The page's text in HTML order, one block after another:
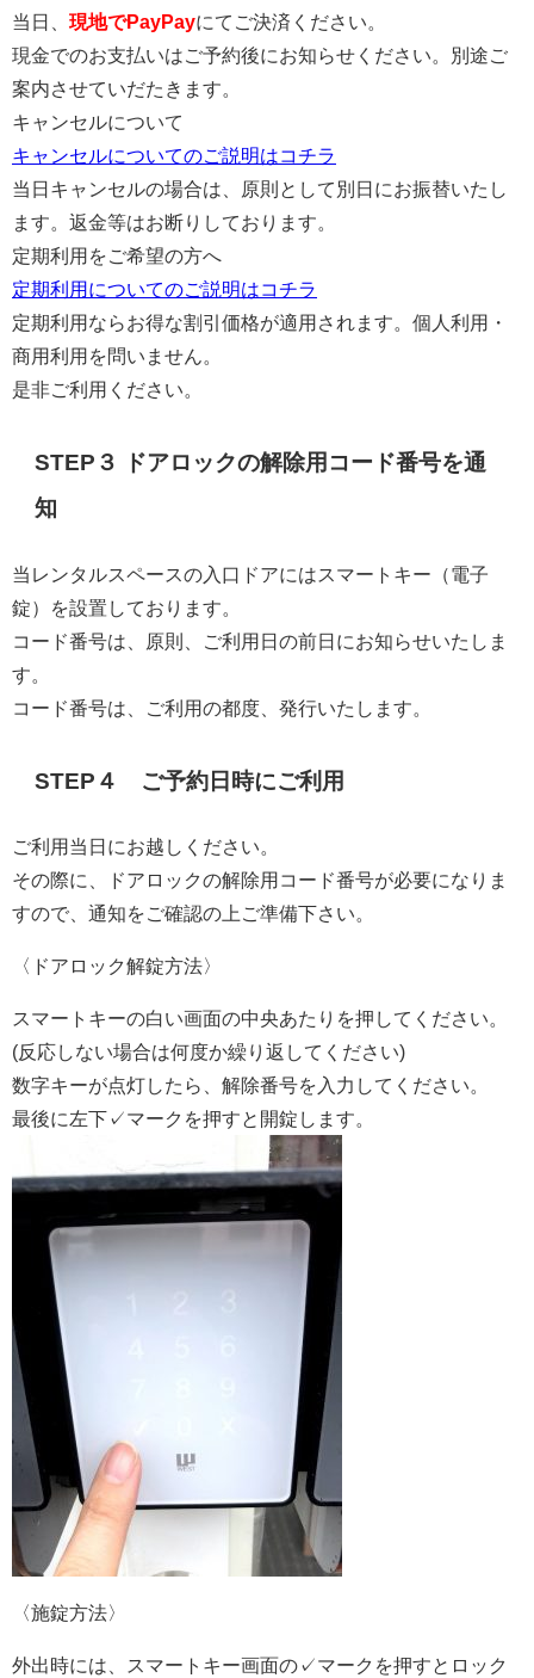
当日、 現地でPayPayにてご決済ください。
現金でのお支払いはご予約後にお知らせください。別途ご
案内させていだたきます。
キャンセルについて
キャンセルについてのご説明はコチラ
当日キャンセルの場合は、原則として別日にお振替いたし
ます。返金等はお断りしております。
定期利用をご希望の方へ
定期利用についてのご説明はコチラ
定期利用ならお得な割引価格が適用されます。個人利用・
商用利用を問いません。
是非ご利用ください。
STEP３ ドアロックの解除用コード番号を通
知
当レンタルスペースの入口ドアにはスマートキー（電子
錠）を設置しております。
コード番号は、原則、ご利用日の前日にお知らせいたしま
す。
コード番号は、ご利用の都度、発行いたします。
STEP４ ご予約日時にご利用
ご利用当日にお越しください。
その際に、ドアロックの解除用コード番号が必要になりま
すので、通知をご確認の上ご準備下さい。
〈ドアロック解錠方法〉
スマートキーの白い画面の中央あたりを押してください。
(反応しない場合は何度か繰り返してください)
数字キーが点灯したら、解除番号を入力してください。
最後に左下✓マークを押すと開錠します。
〈施錠方法〉
外出時には、スマートキー画面の✓マークを押すとロック